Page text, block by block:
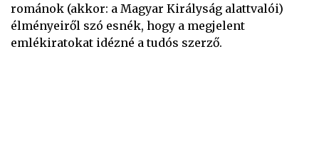
románok (akkor: a Magyar Királyság alattvalói)
élményeiről szó esnék, hogy a megjelent
emlékiratokat idézné a tudós szerző.